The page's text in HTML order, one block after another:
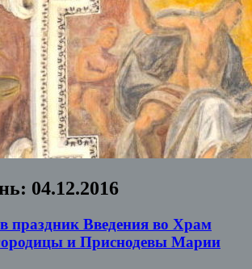
04.12.2016
праздник Введения во Храм
и Приснодевы Марии